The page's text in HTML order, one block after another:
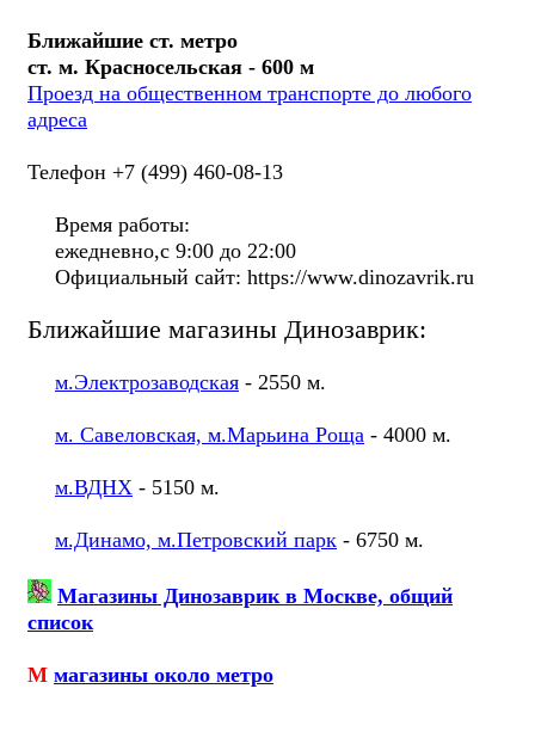
Ближайшие ст. метро
ст. м. Красносельская - 600 м
Проезд на общественном транспорте до любого
адреса
Телефон +7 (499) 460-08-13
Время работы:
ежедневно,с 9:00 до 22:00
Официальный сайт: https://www.dinozavrik.ru
Ближайшие магазины Динозаврик:
м.Электрозаводская - 2550 м.
м. Савеловская, м.Марьина Роща - 4000 м.
м.ВДНХ - 5150 м.
м.Динамо, м.Петровский парк - 6750 м.
Магазины Динозаврик в Москве, общий
список
М магазины около метро